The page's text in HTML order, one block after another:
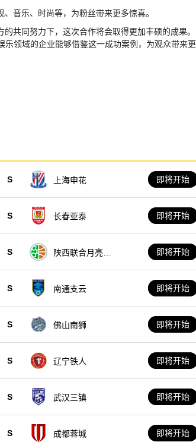
音乐、时尚等，为粉丝带来更多惊喜。
共同努力下，这次合作将会取得更加丰硕的成果。
领域的企业能够借鉴这一成功案例，为观众带来更
S 上海申花 即将开始
S 长春亚泰 即将开始
S
陕西联合月亮泊
即将开始
S 南通支云 即将开始
S 佛山南狮 即将开始
S 辽宁铁人 即将开始
S 武汉三镇 即将开始
S 成都蓉城 即将开始